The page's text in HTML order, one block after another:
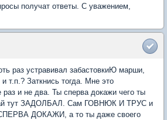
получат ответы. С уважением,
раз устравивал забастовкиЮ марши,
Заткнись тогда. Мне это
раз и не два. Ты сперва докажи чего ты
тут ЗАДОЛБАЛ. Сам ГОВНЮК И ТРУС и
СПЕРВА ДОКАЖИ, а то ты даже своего